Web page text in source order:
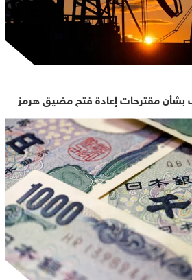
مقترحات إعادة فتح مضيق هرمز